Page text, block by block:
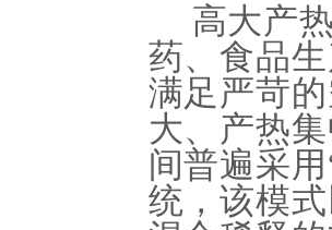
高大产
药、食品
满足严苛
大、产热
间普遍采用
统，该模